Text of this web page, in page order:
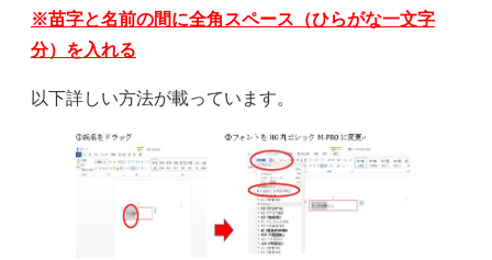
※苗字と名前の間に全角スペース（ひらがな一文字
分）を入れる
以下詳しい方法が載っています。